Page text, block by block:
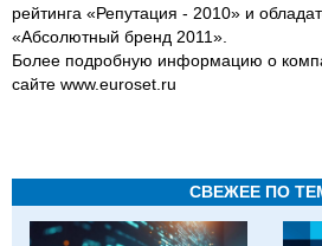
рейтинга «Репутация - 2010» и
«Абсолютный бренд 2011».
Более подробную информацию о
сайте www.euroset.ru
СВЕЖЕЕ ПО